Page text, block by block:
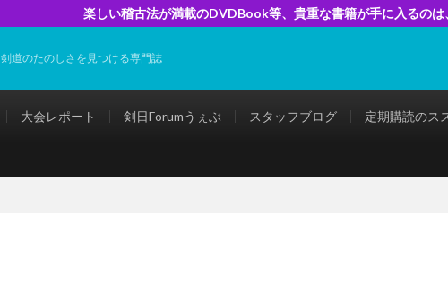
楽しい稽古法が満載のDVDBook等、貴重な書籍が手に入るのは
剣道のたのしさを見つける専門誌
大会レポート 剣日Forumうぇぶ スタッフブログ 定期購読のス